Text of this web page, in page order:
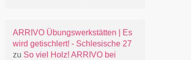
ARRIVO Übungswerkstätten | Es
wird getischlert! - Schlesische 27
zu So viel Holz! ARRIVO bei